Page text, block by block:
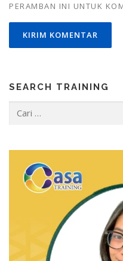
PERAMBAN INI UNTUK
SEARCH TRAINING
untuk: